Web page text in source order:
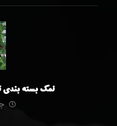
نمک بسته بندی